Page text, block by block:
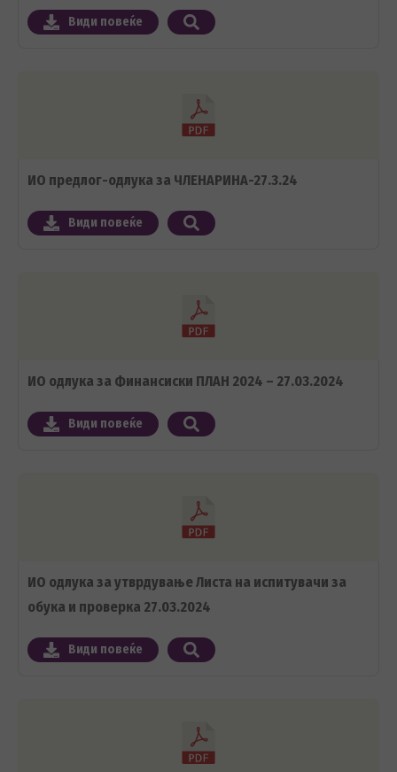
Види повеќе
ИО предлог-одлука за ЧЛЕНАРИНА-27.3.24
Види повеќе
ИО одлука за Финансиски ПЛАН 2024 – 27.03.2024
Види повеќе
ИО одлука за утврдување Листа на испитувачи за
обука и проверка 27.03.2024
Види повеќе